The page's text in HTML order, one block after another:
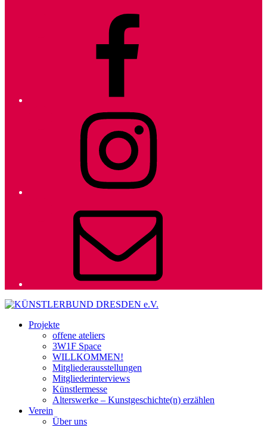
Projekte
offene ateliers
3W1F Space
WILLKOMMEN!
Mitgliederausstellungen
Mitgliederinterviews
Künstlermesse
Alterswerke – Kunstgeschichte(n) erzählen
Verein
Über uns